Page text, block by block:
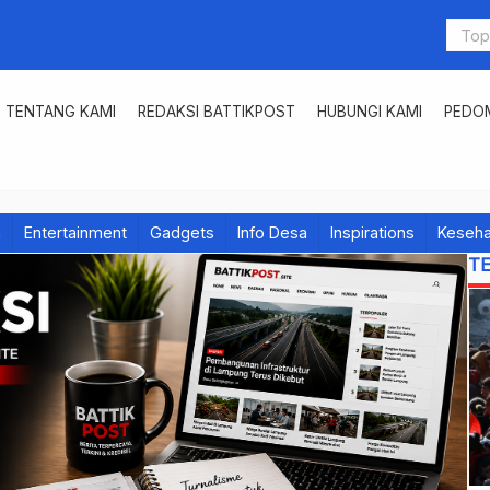
TENTANG KAMI REDAKSI BATTIKPOST HUBUNGI KAMI
Entertainment Gadgets Info Desa Inspirations